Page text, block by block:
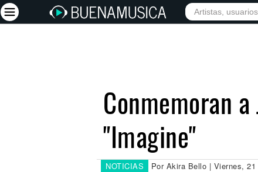
INICIO ARTISTAS
Conmemoran
"Imagine"
NOTICIAS Por Akira Bello | Viernes,